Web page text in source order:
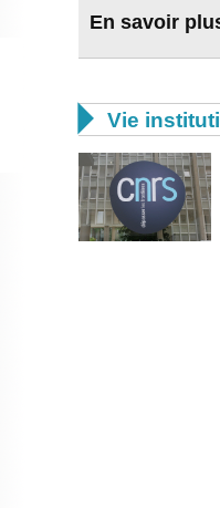
En savoir
 Vie